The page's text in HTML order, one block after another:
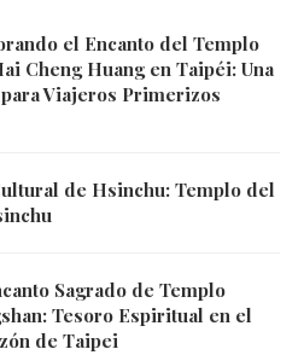
el Encanto del Templo
Cheng Huang en Taipéi: Una
para Viajeros Primerizos
de Hsinchu: Templo del
Sagrado de Templo
Tesoro Espiritual en el
de Taipei